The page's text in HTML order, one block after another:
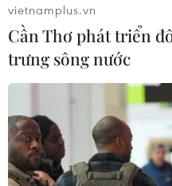
vietnamplus.vn
Cần Thơ phát triển
trưng sông nước